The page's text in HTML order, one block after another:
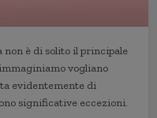
non è di solito il principale
vogliano
evidentemente di
significative eccezioni.